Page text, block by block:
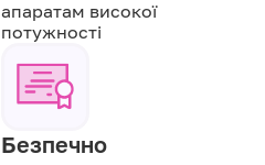
апаратам високої
потужності
Безпечно